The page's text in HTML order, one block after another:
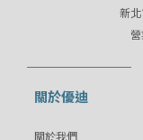
新
關於優迪
關於我們